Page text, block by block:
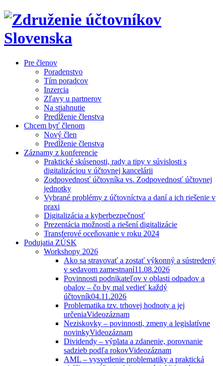
Pre členov
Poradenstvo
Tím poradcov
Inzercia
Zľavy u partnerov
Na stiahnutie
Predĺženie členstva
Chcem byť členom
Nový člen
Predĺženie členstva
Záznamy z konferencie
Praktické skúsenosti, rady a tipy v súvislosti s
digitalizáciou v účtovnej kancelárii
Zodpovednosť účtovníka vs. Zodpovednosť účtovnej
jednotky
Vybrané problémy z účtovníctva a daní a ich riešenie v
praxi
Digitalizácia a kyberbezpečnosť
Prezentácia možností a riešení digitalizácie
Transferové oceňovanie v roku 2024
Podujatia ZÚSK
Workshopy 2026
Ako sa stravovať a zostať výkonný a sústredený
v sedavom zamestnaní11.08.2026
Povinnosti podnikateľov v oblasti odpadov a
obalov – čo by mal vedieť každý
účtovník04.11.2026
Problematika tzv. trhovej hodnoty a jej
určeniaVideozáznam
Neziskovky – povinnosti, zmeny a legislatívne
novinkyVideozáznam
Dividendy – výplata a zdanenie, porovnanie
sadzieb podľa rokovVideozáznam
AML – vysvetlenie problematiky a praktická